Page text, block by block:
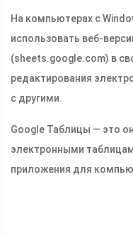
На компьютерах с
использовать веб-
(sheets.google.com) в
редактирования
с другими.
Google Таблицы — это
электронными
приложения для